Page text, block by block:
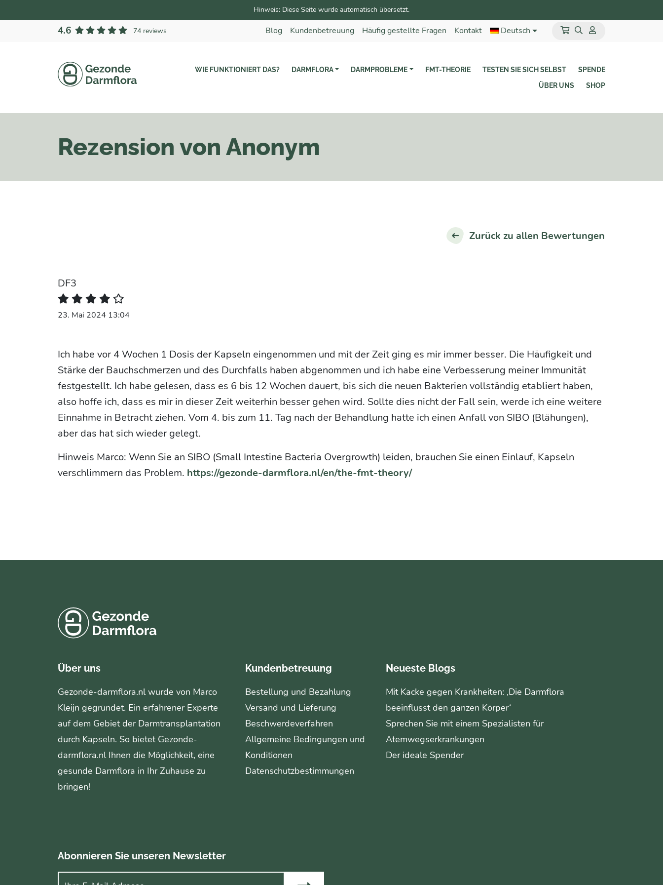
Hinweis: Diese Seite wurde automatisch übersetzt.
4.6 74 reviews Blog Kundenbetreuung Häufig gestellte Fragen Kontakt Deutsch
WIE FUNKTIONIERT DAS? DARMFLORA DARMPROBLEME FMT-THEORIE TESTEN SIE SICH SELBST
SPENDE
ÜBER UNS
SHOP
Rezension von Anonym
Zurück zu allen Bewertungen
DF3
23. Mai 2024 13:04
Ich habe vor 4 Wochen 1 Dosis der Kapseln eingenommen und mit der Zeit ging es mir immer besser. Die Häufigkeit und
Stärke der Bauchschmerzen und des Durchfalls haben abgenommen und ich habe eine Verbesserung meiner Immunität
festgestellt. Ich habe gelesen, dass es 6 bis 12 Wochen dauert, bis sich die neuen Bakterien vollständig etabliert haben,
also hoffe ich, dass es mir in dieser Zeit weiterhin besser gehen wird. Sollte dies nicht der Fall sein, werde ich eine weitere
Einnahme in Betracht ziehen. Vom 4. bis zum 11. Tag nach der Behandlung hatte ich einen Anfall von SIBO (Blähungen),
aber das hat sich wieder gelegt.
Hinweis Marco: Wenn Sie an SIBO (Small Intestine Bacteria Overgrowth) leiden, brauchen Sie einen Einlauf, Kapseln
verschlimmern das Problem. https://gezonde-darmflora.nl/en/the-fmt-theory/
Über uns
Gezonde-darmflora.nl wurde von Marco
Kleijn gegründet. Ein erfahrener Experte
auf dem Gebiet der Darmtransplantation
durch Kapseln. So bietet Gezonde-
darmflora.nl Ihnen die Möglichkeit, eine
gesunde Darmflora in Ihr Zuhause zu
bringen!
Kundenbetreuung
Bestellung und Bezahlung
Versand und Lieferung
Beschwerdeverfahren
Allgemeine Bedingungen und
Konditionen
Datenschutzbestimmungen
Neueste Blogs
Mit Kacke gegen Krankheiten: ‚Die Darmflora
beeinflusst den ganzen Körper‘
Sprechen Sie mit einem Spezialisten für
Atemwegserkrankungen
Der ideale Spender
Abonnieren Sie unseren Newsletter